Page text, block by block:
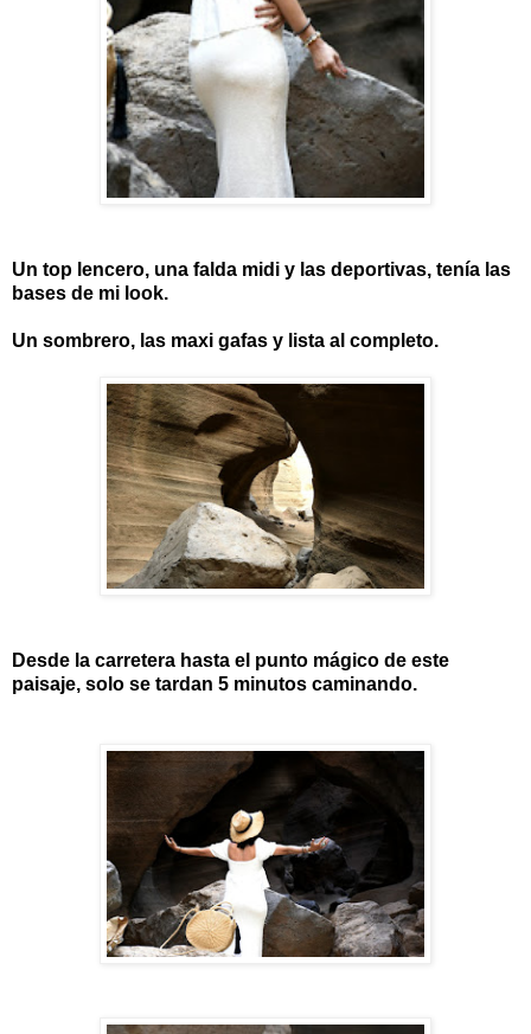
Un top lencero, una falda midi y las deportivas, tenía las
bases de mi look.
Un sombrero, las maxi gafas y lista al completo.
Desde la carretera hasta el punto mágico de este
paisaje, solo se tardan 5 minutos caminando.